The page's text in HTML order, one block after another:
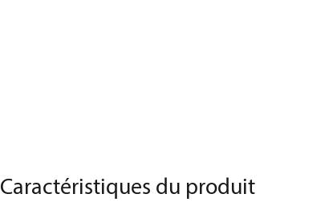
Caractéristiques du produit